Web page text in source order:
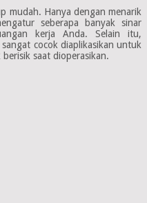
mudah. Hanya dengan menarik
seberapa banyak sinar
kerja Anda. Selain itu,
cocok diaplikasikan untuk
saat dioperasikan.